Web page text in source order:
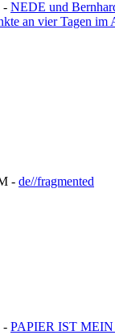
- NEDE und
an vier Tagen im
- de//fragmented
- PAPIER IST